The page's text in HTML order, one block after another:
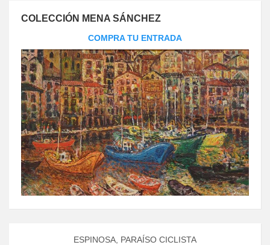
COLECCIÓN MENA SÁNCHEZ
COMPRA TU ENTRADA
ESPINOSA, PARAÍSO CICLISTA